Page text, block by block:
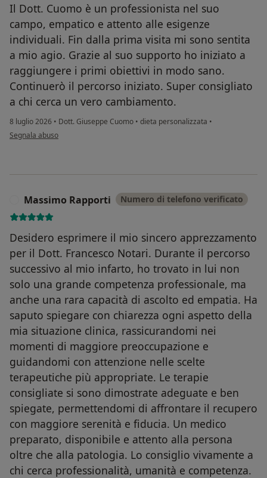
Il Dott. Cuomo è un professionista nel suo
campo, empatico e attento alle esigenze
individuali. Fin dalla prima visita mi sono sentita
a mio agio. Grazie al suo supporto ho iniziato a
raggiungere i primi obiettivi in modo sano.
Continuerò il percorso iniziato. Super consigliato
a chi cerca un vero cambiamento.
8 luglio 2026 • Dott. Giuseppe Cuomo • dieta personalizzata •
secondo l'opinione dell'utente Sara
Segnala abuso
Massimo Rapporti Numero di telefono verificato
Desidero esprimere il mio sincero apprezzamento
per il Dott. Francesco Notari. Durante il percorso
successivo al mio infarto, ho trovato in lui non
solo una grande competenza professionale, ma
anche una rara capacità di ascolto ed empatia. Ha
saputo spiegare con chiarezza ogni aspetto della
mia situazione clinica, rassicurandomi nei
momenti di maggiore preoccupazione e
guidandomi con attenzione nelle scelte
terapeutiche più appropriate. Le terapie
consigliate si sono dimostrate adeguate e ben
spiegate, permettendomi di affrontare il recupero
con maggiore serenità e fiducia. Un medico
preparato, disponibile e attento alla persona
oltre che alla patologia. Lo consiglio vivamente a
chi cerca professionalità, umanità e competenza.